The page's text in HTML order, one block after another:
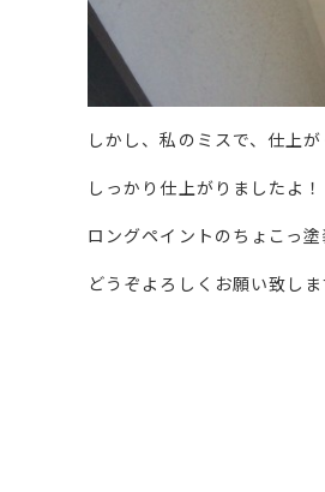
しかし、私のミスで、仕上
しっかり仕上がりましたよ！
ロングペイントのちょこっ
どうぞよろしくお願い致し